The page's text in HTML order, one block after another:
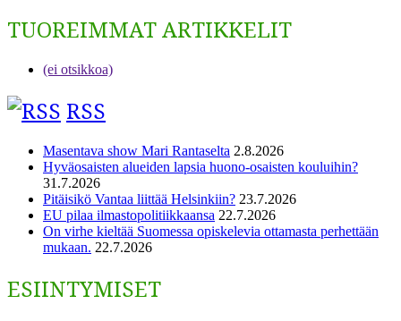
TUOREIMMAT ARTIKKELIT
(ei otsikkoa)
RSS
Masentava show Mari Rantaselta 2.8.2026
Hyväosaisten alueiden lapsia huono-osaisten kouluihin?
31.7.2026
Pitäisikö Vantaa liittää Helsinkiin? 23.7.2026
EU pilaa ilmastopolitiikkaansa 22.7.2026
On virhe kieltää Suomessa opiskelevia ottamasta perhettään
mukaan. 22.7.2026
ESIINTYMISET